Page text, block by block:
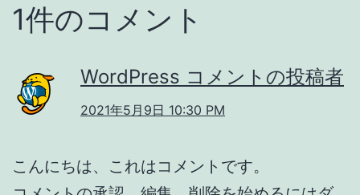
1件のコメント
WordPress コメントの投稿者
2021年5月9日 10:30 PM
こんにちは、これはコメントです。